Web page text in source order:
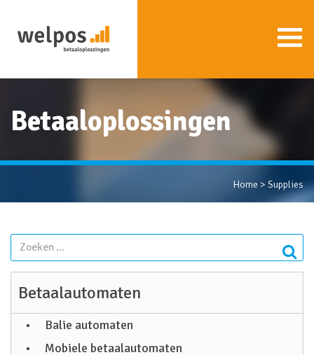
Betaaloplossingen
Home > Supplies
Betaalautomaten
Balie automaten
Mobiele betaalautomaten